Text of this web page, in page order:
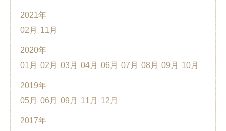
2021年
02月
11月
2020年
01月 02月 03月 04月 06月 07月 08月 09月 10月
2019年
05月 06月 09月 11月 12月
2017年